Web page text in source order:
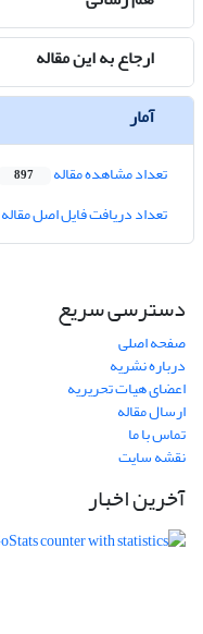
ارجاع به این مقاله
آمار
تعداد مشاهده مقاله 897
تعداد دریافت فایل اصل مقاله
دسترسی سریع
صفحه اصلی
درباره نشریه
اعضای هیات تحریریه
ارسال مقاله
تماس با ما
نقشه سایت
آخرین اخبار